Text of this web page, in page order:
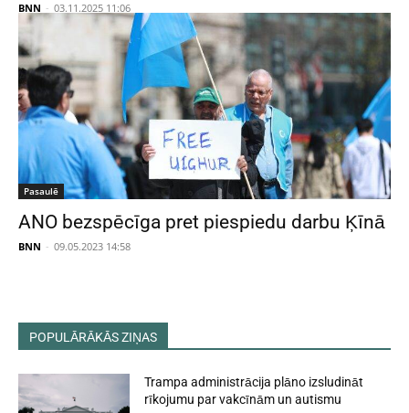
BNN - 03.11.2025 11:06
Pasaulē
ANO bezspēcīga pret piespiedu darbu Ķīnā
BNN - 09.05.2023 14:58
POPULĀRĀKĀS ZIŅAS
Trampa administrācija plāno izsludināt
rīkojumu par vakcīnām un autismu